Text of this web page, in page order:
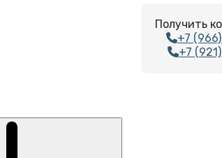
Получить
+7
+7